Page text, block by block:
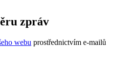
zpráv
webu prostřednictvím e-mailů